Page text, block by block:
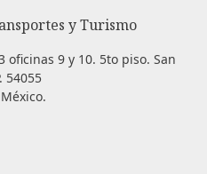
y Turismo
oficinas 9 y 10. 5to piso. San
54055